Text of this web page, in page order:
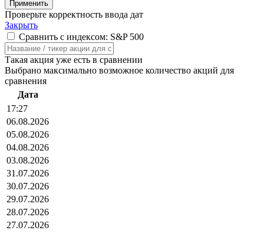
Проверьте корректность ввода дат
Закрыть
Сравнить с индексом: S&P 500
Такая акция уже есть в сравнении
Выбрано максимально возможное количество акций для
сравнения
Дата
17:27
06.08.2026
05.08.2026
04.08.2026
03.08.2026
31.07.2026
30.07.2026
29.07.2026
28.07.2026
27.07.2026